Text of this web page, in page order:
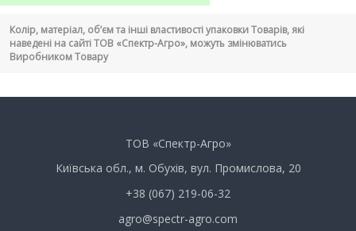
Колір, матеріал, об’єм та інші властивості упаковки Товарів, які
наведені на сайті ТОВ «Спектр-Агро», можуть змінюватись
Виробником Товару
ТОВ «Спектр-Агро»
Київська обл., м. Обухів, вул. Промислова, 20
+38 (067) 219-06-32
agro@spectr-agro.com